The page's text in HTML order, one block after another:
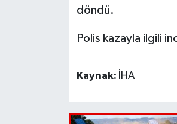
döndü.
Polis kazayla ilgili
Kaynak: İHA